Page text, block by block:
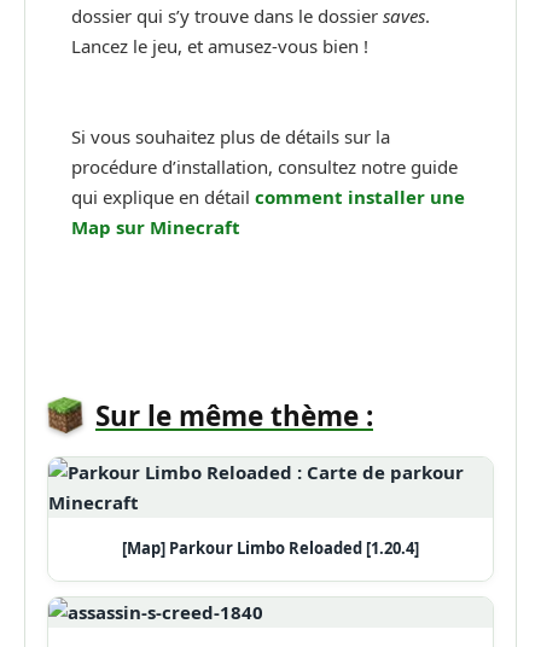
dossier qui s’y trouve dans le dossier saves.
Lancez le jeu, et amusez-vous bien !
Si vous souhaitez plus de détails sur la
procédure d’installation, consultez notre guide
qui explique en détail comment installer une
Map sur Minecraft
Sur le même thème :
[Map] Parkour Limbo Reloaded [1.20.4]